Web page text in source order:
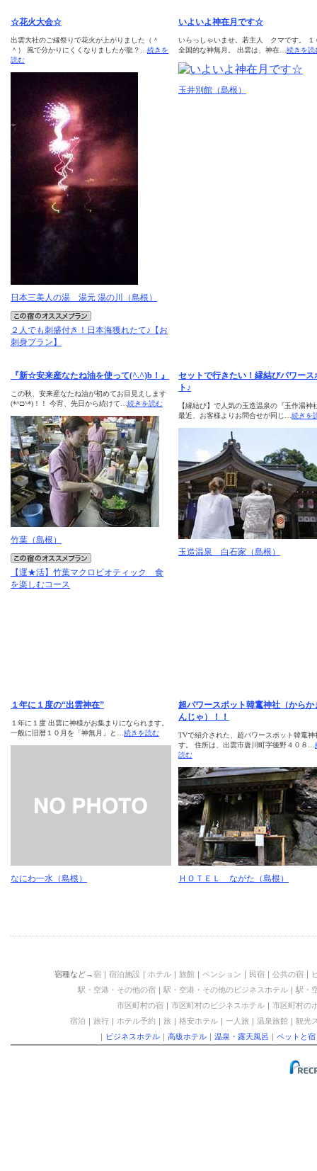
☆花火大会☆
出雲大社のご縁祭りで花火が上がりました（＾
＾） 風で分かりにくくなりましたが龍？…続きを
読む
日本三美人の湯 湯元 湯の川（島根）
２人でも刺盛付き！日本海獲れたて♪【お
刺身プラン】
いよいよ神在月です☆
いらっしゃいませ。若主人 クマです。 １
全国的な神無月。 出雲は、神在…続きを読
玉井別館（島根）
『新☆安来産なたね油を使って(^.^)b！』
この秋、安来産なたね油が初めてお目見えします
(*^□^*)！！ 今宵、先日から続けて…続きを読む
竹葉（島根）
【運★活】竹葉マクロビオティック 食
を楽しむコース
セットで行きたい！縁結びパワース
ト♪
【縁結び】で人気の玉造温泉の『玉作湯神
最近、お客様よりお問合せが同じ…続きを
玉造温泉 白石家（島根）
１年に１度の“出雲神在”
１年に１度 出雲に神様がお集まりになられます。
一般に旧暦１０月を「神無月」と…続きを読む
なにわ一水（島根）
超パワースポット韓竃神社（からか
んじゃ）！！
TVで紹介された、超パワースポット韓竃神
す。 住所は、出雲市唐川町字後野４０８…
読む
ＨＯＴＥＬ ながた（島根）
宿種など→宿 ｜宿泊施設 ホテル ｜旅館 ｜ペンション 民宿 ｜公共の宿
駅・空港・その他の宿 ｜駅・空港・その他のビジネスホテル ｜駅・
市区町村の宿 ｜市区町村のビジネスホテル ｜市区町村の
宿泊
｜旅行 ホテル予約 ｜旅 ｜格安ホテル ｜一人旅 ｜温泉旅館 ｜観光
ビジネスホテル 高級ホテル 温泉・露天風呂 ペットと